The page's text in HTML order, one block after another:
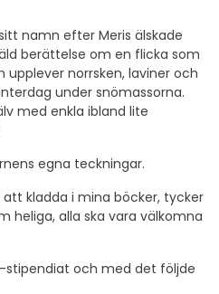
namn efter Meris älskade
berättelse om en flicka som
upplever norrsken, laviner och
under snömassorna.
med enkla ibland lite
egna teckningar.
kladda i mina böcker, tycker
heliga, alla ska vara välkomna
stipendiat och med det följde